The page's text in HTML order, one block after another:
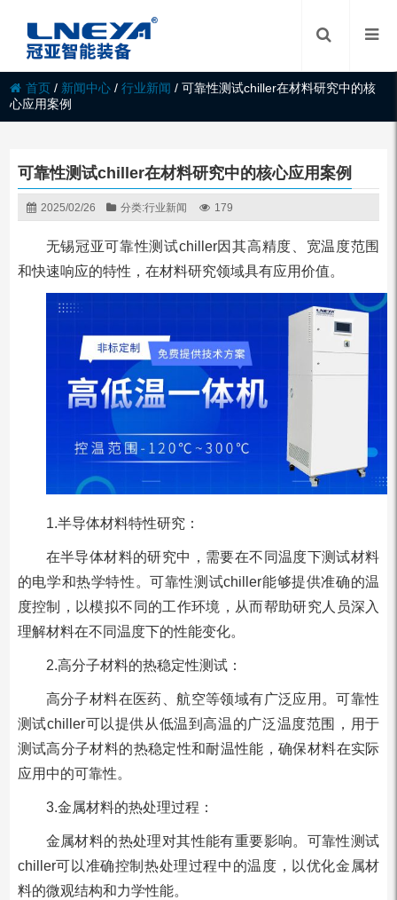
首页 / 新闻中心 /行业新闻 /可靠性测试chiller在材料研究中的核
心应用案例
可靠性测试chiller在材料研究中的核心应用案例
2025/02/26 分类:行业新闻 179
无锡冠亚可靠性测试chiller因其高精度、宽温度范围
和快速响应的特性，在材料研究领域具有应用价值。
1.半导体材料特性研究：
在半导体材料的研究中，需要在不同温度下测试材料
的电学和热学特性。可靠性测试chiller能够提供准确的温
度控制，以模拟不同的工作环境，从而帮助研究人员深入
理解材料在不同温度下的性能变化。
2.高分子材料的热稳定性测试：
高分子材料在医药、航空等领域有广泛应用。可靠性
测试chiller可以提供从低温到高温的广泛温度范围，用于
测试高分子材料的热稳定性和耐温性能，确保材料在实际
应用中的可靠性。
3.金属材料的热处理过程：
金属材料的热处理对其性能有重要影响。可靠性测试
chiller可以准确控制热处理过程中的温度，以优化金属材
料的微观结构和力学性能。